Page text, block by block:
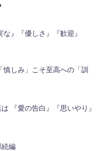
』『優しさ』『歓迎』
しみ」こそ至高への「訓
『愛の告白』『思いやり』
編